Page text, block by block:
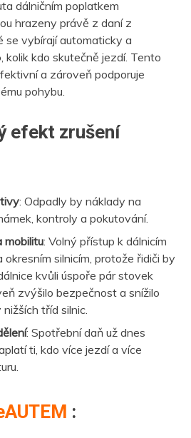
dálničním poplatkem
hrazeny právě z daní z
se vybírají automaticky a
kolik kdo skutečně jezdí. Tento
a zároveň podporuje
pohybu.
efekt zrušení
: Odpadly by náklady na
kontroly a pokutování.
mobilitu: Volný přístup k dálnicím
okresním silnicím, protože řidiči by
kvůli úspoře pár stovek
zvýšilo bezpečnost a snížilo
tříd silnic.
: Spotřební daň už dnes
ti, kdo více jezdí a více
: